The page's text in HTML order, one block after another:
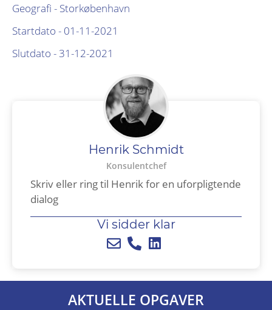
Geografi - Storkøbenhavn
Startdato - 01-11-2021
Slutdato - 31-12-2021
Henrik Schmidt
Konsulentchef
Skriv eller ring til Henrik for en uforpligtende
dialog
Vi sidder klar
AKTUELLE OPGAVER